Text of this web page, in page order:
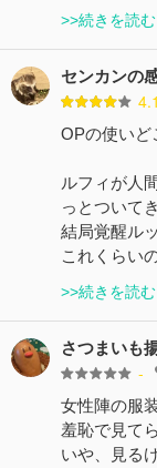
>>続きを読む
センカンの
4.1
OPの使い
ルフィが人
っとついて
結局覚醒ル
これくらい
>>続きを読む
さつまいも
-
女性陣の服
羞恥で見て
いや、見る